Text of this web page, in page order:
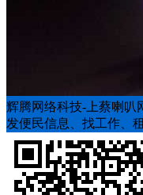
辉腾网络科技-上蔡喇叭
发便民信息、找工作、